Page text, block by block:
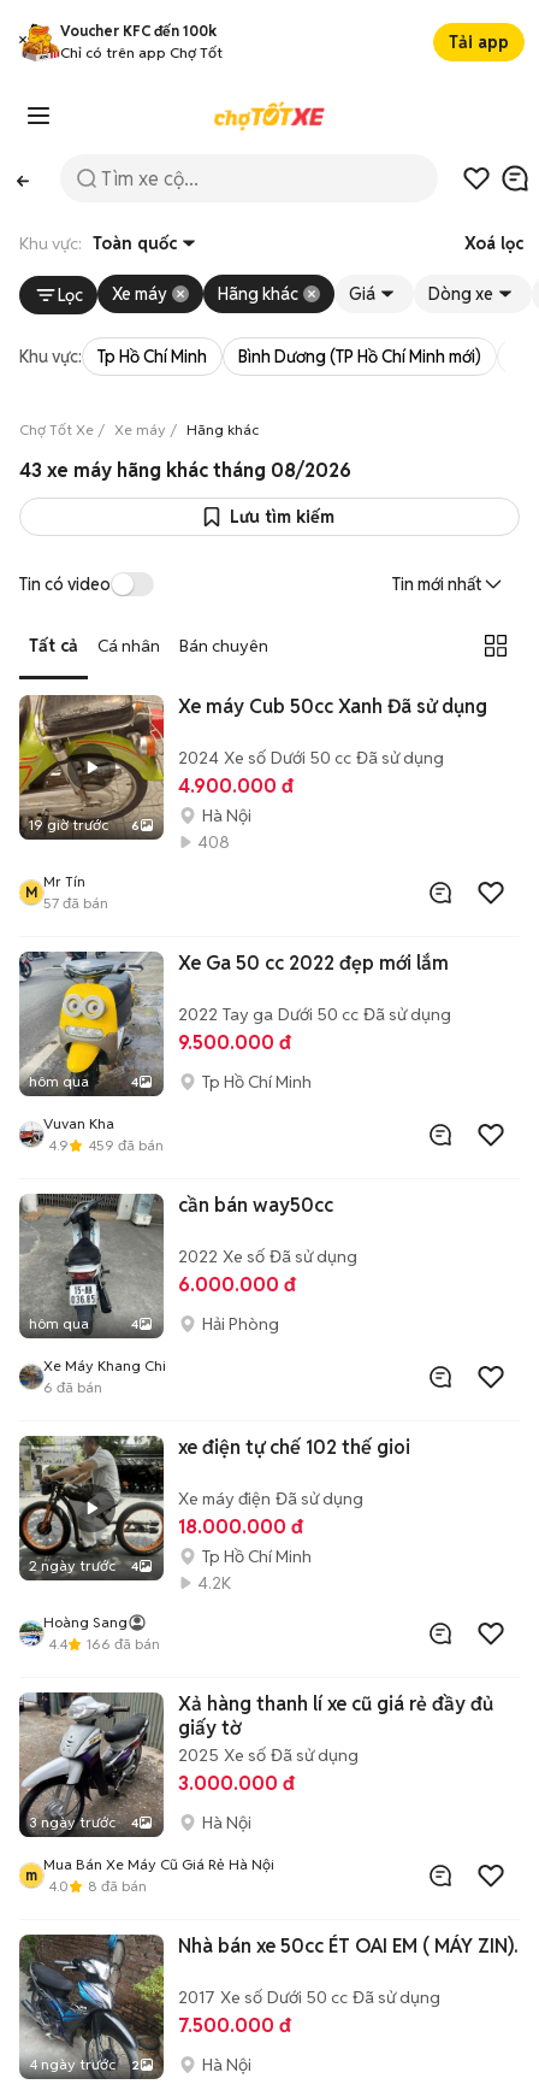
Voucher KFC đến 100k
Chỉ có trên app Chợ Tốt
Tải app
Khu vực: Toàn quốc Xoá lọc
Lọc Xe máy Hãng khác Giá Dòng xe
Khu vực: Tp Hồ Chí Minh Bình Dương (TP Hồ Chí Minh mới)
Chợ Tốt Xe Xe máy Hãng khác
43 xe máy hãng khác tháng 08/2026
Lưu tìm kiếm
Tin có video Tin mới nhất
Tất cả Cá nhân Bán chuyên
19 giờ trước 6
Xe máy Cub 50cc Xanh Đã sử dụng
2024 Xe số Dưới 50 cc Đã sử dụng
4.900.000 đ
Hà Nội
408
M
Mr Tín
57 đã bán
hôm qua 4
Xe Ga 50 cc 2022 đẹp mới lắm
2022 Tay ga Dưới 50 cc Đã sử dụng
9.500.000 đ
Tp Hồ Chí Minh
Vuvan Kha
4.9
459 đã bán
hôm qua 4
cần bán way50cc
2022 Xe số Đã sử dụng
6.000.000 đ
Hải Phòng
Xe Máy Khang Chi
6 đã bán
2 ngày trước 4
xe điện tự chế 102 thế gioi
Xe máy điện Đã sử dụng
18.000.000 đ
Tp Hồ Chí Minh
4.2K
Hoàng Sang
4.4
166 đã bán
3 ngày trước 4
Xả hàng thanh lí xe cũ giá rẻ đầy đủ
giấy tờ
2025 Xe số Đã sử dụng
3.000.000 đ
Hà Nội
m
Mua Bán Xe Máy Cũ Giá Rẻ Hà Nội
4.0
8 đã bán
4 ngày trước 2
Nhà bán xe 50cc ÉT OAI EM ( MÁY ZIN).
2017 Xe số Dưới 50 cc Đã sử dụng
7.500.000 đ
Hà Nội